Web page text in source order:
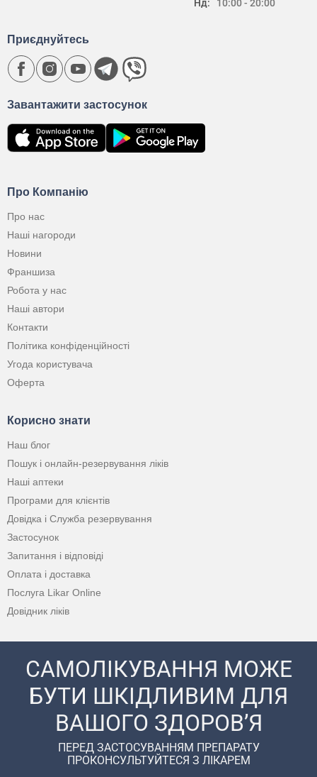
Нд:
10:00 - 20:00
Про Компанію
Про нас
Наші нагороди
Новини
Франшиза
Робота у нас
Наші автори
Контакти
Політика конфіденційності
Угода користувача
Оферта
Корисно знати
Наш блог
Пошук і онлайн-резервування ліків
Наші аптеки
Програми для клієнтів
Довідка і Служба резервування
Застосунок
Запитання і відповіді
Оплата і доставка
Послуга Likar Online
Довідник ліків
Завантажити застосунок
Приєднуйтесь
САМОЛІКУВАННЯ МОЖЕ
БУТИ ШКІДЛИВИМ ДЛЯ
ВАШОГО ЗДОРОВ’Я
ПЕРЕД ЗАСТОСУВАННЯМ ПРЕПАРАТУ
ПРОКОНСУЛЬТУЙТЕСЯ З ЛІКАРЕМ